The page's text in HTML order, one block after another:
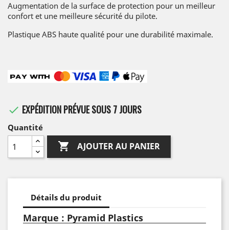
Augmentation de la surface de protection pour un meilleur
confort et une meilleure sécurité du pilote.
Plastique ABS haute qualité pour une durabilité maximale.
 EXPÉDITION PRÉVUE SOUS 7 JOURS
Quantité
 AJOUTER AU PANIER
Détails du produit
Marque : Pyramid Plastics